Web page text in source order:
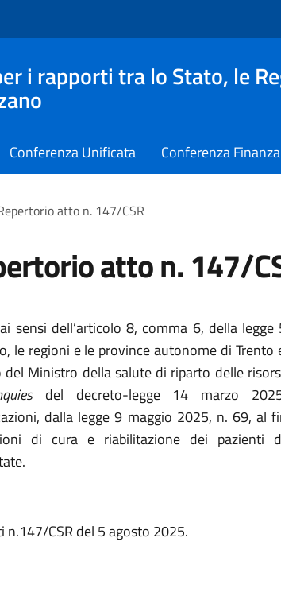
i rapporti tra lo Stato, le
Conferenza Unificata Conferenza
atto n. 147/CSR
atto n. 147/
sensi dell’articolo 8, comma 6, della
le regioni e le province autonome di
del Ministro della salute di riparto delle
del decreto-legge 14 marzo
dalla legge 9 maggio 2025, n. 69, al
di cura e riabilitazione dei pazienti
n.147/CSR del 5 agosto 2025.